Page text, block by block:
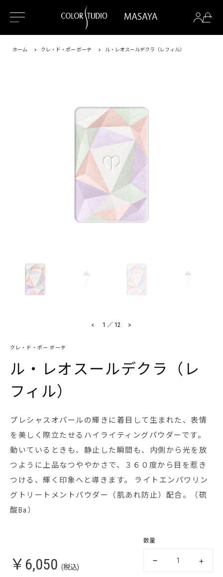
ホーム クレ・ド・ポー ボーテ ル・レオスールデクラ（レフィル）
< >
1 ／ 12
クレ・ド・ポー ボーテ
ル・レオスールデクラ（レ
フィル）
プレシャスオパールの輝きに着目して生まれた、表情
を美しく際立たせるハイライティングパウダーです。
動いているときも、静止した瞬間も、内側から光を放
つように上品なつややかさで、３６０度から目を惹き
つける、輝く印象へと導きます。 ライトエンパワリン
グトリートメントパウダー（肌あれ防止）配合。（硫
酸Ba）
￥6,050 (税込)
数量